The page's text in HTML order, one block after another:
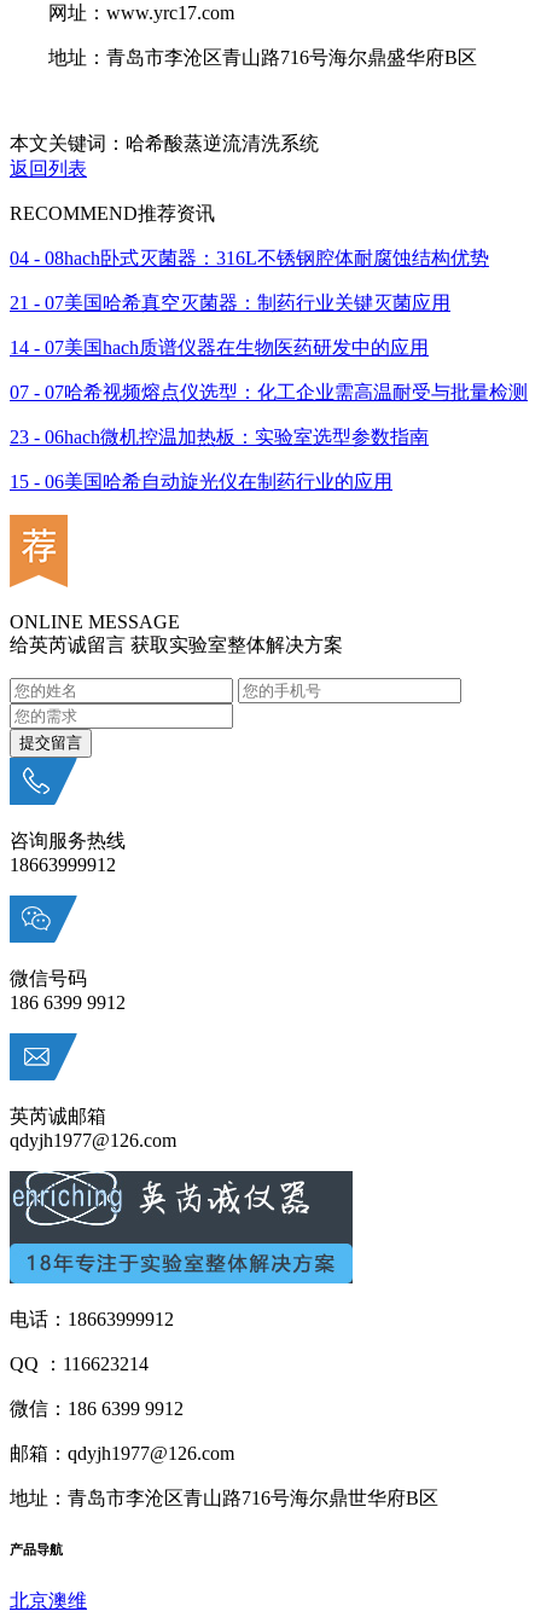
网址：www.yrc17.com
地址：青岛市李沧区青山路716号海尔鼎盛华府B区
本文关键词：哈希酸蒸逆流清洗系统
返回列表
RECOMMEND推荐资讯
04 - 08hach卧式灭菌器：316L不锈钢腔体耐腐蚀结构优势
21 - 07美国哈希真空灭菌器：制药行业关键灭菌应用
14 - 07美国hach质谱仪器在生物医药研发中的应用
07 - 07哈希视频熔点仪选型：化工企业需高温耐受与批量检测
23 - 06hach微机控温加热板：实验室选型参数指南
15 - 06美国哈希自动旋光仪在制药行业的应用
ONLINE MESSAGE
给英芮诚留言 获取实验室整体解决方案
咨询服务热线
18663999912
微信号码
186 6399 9912
英芮诚邮箱
qdyjh1977@126.com
电话：18663999912
QQ ：116623214
微信：186 6399 9912
邮箱：qdyjh1977@126.com
地址：青岛市李沧区青山路716号海尔鼎世华府B区
产品导航
北京澳维